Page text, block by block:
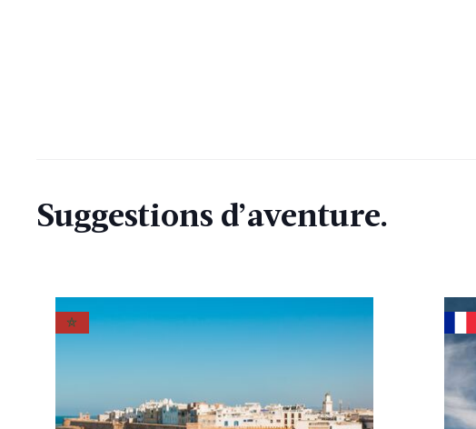
Suggestions d’aventure.